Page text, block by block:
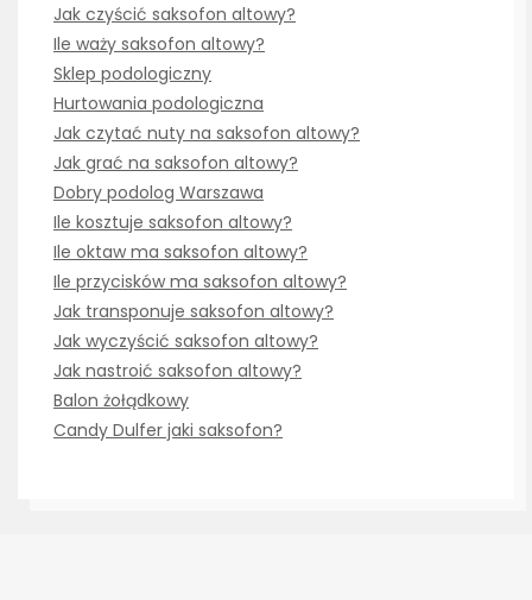
Jak czyścić saksofon altowy?
Ile waży saksofon altowy?
Sklep podologiczny
Hurtowania podologiczna
Jak czytać nuty na saksofon altowy?
Jak grać na saksofon altowy?
Dobry podolog Warszawa
Ile kosztuje saksofon altowy?
Ile oktaw ma saksofon altowy?
Ile przycisków ma saksofon altowy?
Jak transponuje saksofon altowy?
Jak wyczyścić saksofon altowy?
Jak nastroić saksofon altowy?
Balon żołądkowy
Candy Dulfer jaki saksofon?